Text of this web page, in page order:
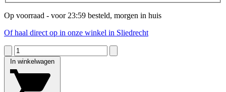
Op voorraad - voor 23:59 besteld, morgen in huis
Of haal direct op in onze winkel in Sliedrecht
In winkelwagen